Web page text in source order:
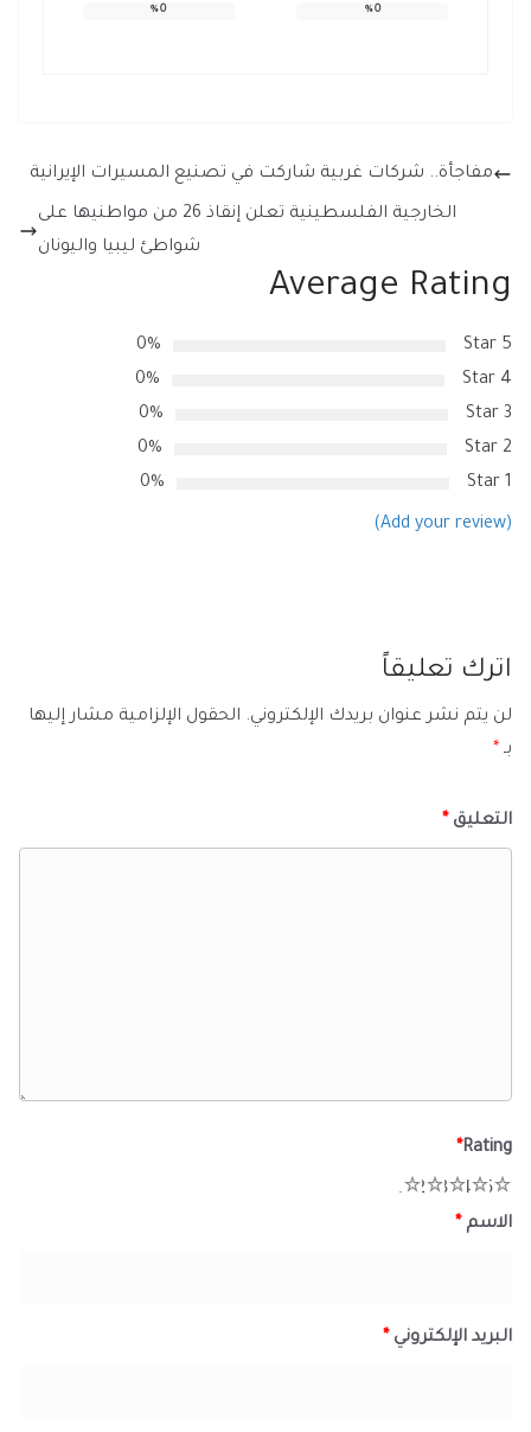
0
%
0
%
مفاجأة.. شركات غربية شاركت في تصنيع المسيرات الإيرانية
الخارجية الفلسطينية تعلن إنقاذ 26 من مواطنيها على
شواطئ ليبيا واليونان
Average Rating
5 Star
0%
4 Star
0%
3 Star
0%
2 Star
0%
1 Star
0%
(Add your review)
اترك تعليقاً
لن يتم نشر عنوان بريدك الإلكتروني. الحقول الإلزامية مشار إليها
بـ *
التعليق *
Rating
*
5
4
3
2
الاسم *
البريد الإلكتروني *